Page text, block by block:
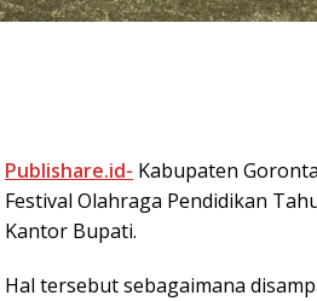
Publishare.id- Kabupaten
Festival Olahraga Pendidikan
Kantor Bupati.
Hal tersebut sebagaimana